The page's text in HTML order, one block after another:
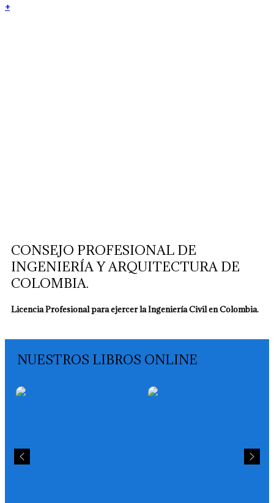
+
CONSEJO PROFESIONAL DE
INGENIERÍA Y ARQUITECTURA DE
COLOMBIA.
Licencia Profesional para ejercer la Ingeniería Civil en Colombia.
NUESTROS LIBROS ONLINE